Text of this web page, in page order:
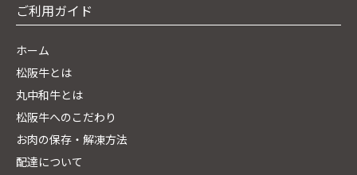
ご利用ガイド
ホーム
松阪牛とは
丸中和牛とは
松阪牛へのこだわり
お肉の保存・解凍方法
配達について